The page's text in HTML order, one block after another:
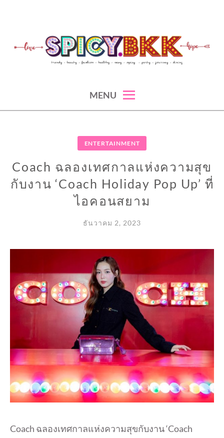
content
MENU
ENTERTAINMENT
Coach ฉลองเทศกาลแห่งความสุข
กับงาน ‘Coach Holiday Pop Up’ ที่
ไอคอนสยาม
ธันวาคม 2, 2023
Coach ฉลองเทศกาลแห่งความสุขกับงาน ‘Coach